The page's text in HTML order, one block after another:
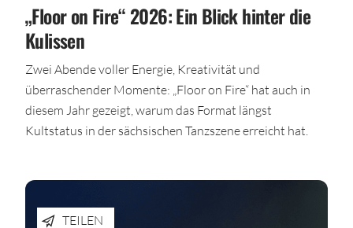
„Floor on Fire“ 2026: Ein Blick hinter die
Kulissen
Zwei Abende voller Energie, Kreativität und
überraschender Momente: „Floor on Fire“ hat auch in
diesem Jahr gezeigt, warum das Format längst
Kultstatus in der sächsischen Tanzszene erreicht hat.
TEILEN